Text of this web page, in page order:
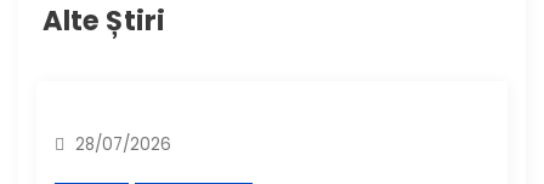
Alte Știri
28/07/2026